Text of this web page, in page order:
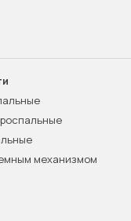
механизмом